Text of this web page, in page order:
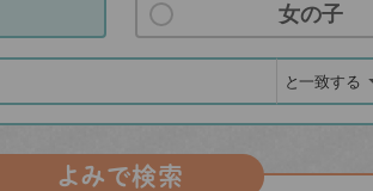
女の子
よみで検索